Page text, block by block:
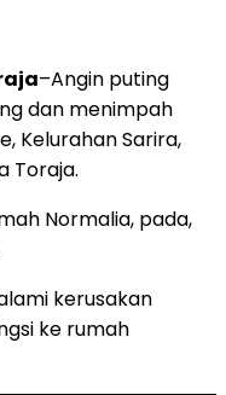
–Angin puting
dan menimpah
Kelurahan Sarira,
Toraja.
Normalia, pada,
kerusakan
ke rumah